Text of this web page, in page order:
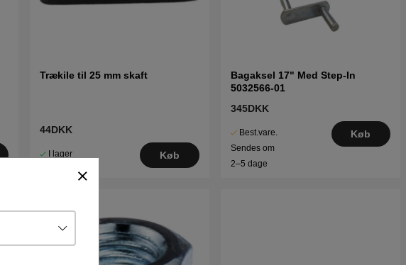
Trækile til 25 mm skaft
44DKK
I lager Køb
Bagaksel 17" Med Step-In
5032566-01
345DKK
Best.vare.
Sendes om
2–5 dage
Køb